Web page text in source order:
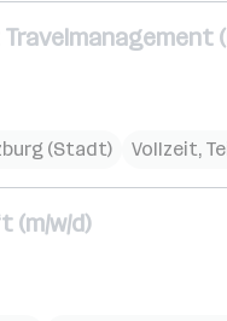
(Stadt) Vollzeit,
(m/w/d)